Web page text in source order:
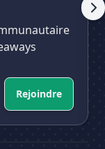
Rejoindre